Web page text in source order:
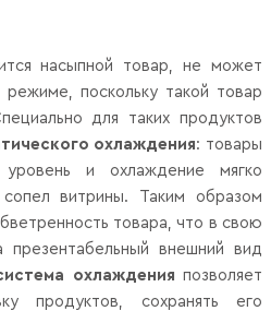
насыпной товар, не может
поскольку такой товар
для таких продуктов
охлаждения: товары
и охлаждение мягко
витрины. Таким образом
товара, что в свою
презентабельный внешний вид
охлаждения позволяет
продуктов, сохранять его